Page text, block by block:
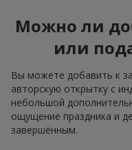
Можно ли
или
Вы можете добавить к
авторскую открытку с
небольшой
ощущение праздника и
завершённым.